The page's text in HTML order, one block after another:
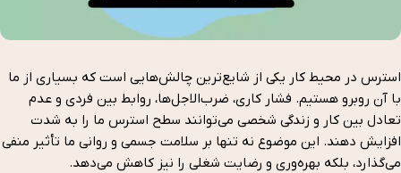
استرس در محیط کار یکی از شایع‌ترین چالش‌هایی است که بسیاری از ما
با آن روبرو هستیم. فشار کاری، ضرب‌الاجل‌ها، روابط بین فردی و عدم
تعادل بین کار و زندگی شخصی می‌توانند سطح استرس ما را به شدت
افزایش دهند. این موضوع نه تنها بر سلامت جسمی و روانی ما تأثیر منفی
می‌گذارد، بلکه بهره‌وری و رضایت شغلی را نیز کاهش می‌دهد.